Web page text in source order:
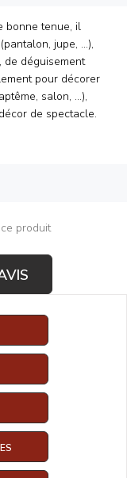
bonne tenue, il
jupe, ...),
de déguisement
pour décorer
salon, ...),
de spectacle.
produit